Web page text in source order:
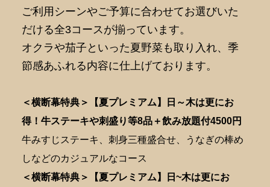
ご利用シーンやご予算に合わせてお選びいた
だける全3コースが揃っています。
オクラや茄子といった夏野菜も取り入れ、季
節感あふれる内容に仕上げております。
＜横断幕特典＞【夏プレミアム】日～木は更にお
得！牛ステーキや刺盛り等8品＋飲み放題付4500円
牛みすじステーキ、刺身三種盛合せ、うなぎの棒め
しなどのカジュアルなコース
＜横断幕特典＞【夏プレミアム】日~木は更にお